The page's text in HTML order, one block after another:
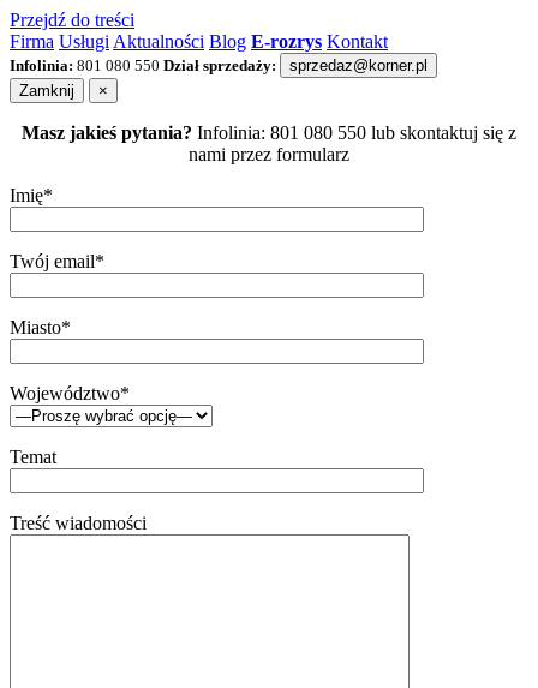
Przejdź do treści
Firma Usługi Aktualności Blog E-rozrys Kontakt
Infolinia: 801 080 550 Dział sprzedaży:
sprzedaz@korner.pl
Zamknij
×
Masz jakieś pytania? Infolinia: 801 080 550 lub skontaktuj się z
nami przez formularz
Imię*
Twój email*
Miasto*
Województwo*
Temat
Treść wiadomości